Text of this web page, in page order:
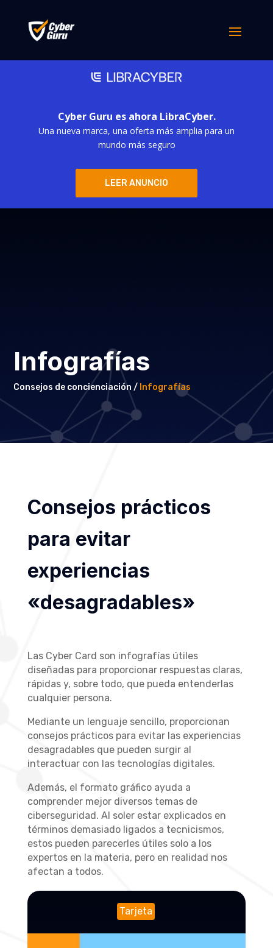
Cyber Guru es ahora LibraCyber.
Una nueva marca, una oferta más amplia para un
mundo más seguro
LEER ANUNCIO
Infografías
Consejos de concienciación / Infografías
Consejos prácticos
para evitar
experiencias
«desagradables»
Las Cyber Card son infografías útiles
diseñadas para proporcionar respuestas claras,
rápidas y, sobre todo, que pueda entenderlas
cualquier persona.
Mediante un lenguaje sencillo, proporcionan
consejos prácticos para evitar las experiencias
desagradables que pueden surgir al
interactuar con las tecnologías digitales.
Además, el formato gráfico ayuda a
comprender mejor diversos temas de
ciberseguridad. Al soler estar explicados en
términos demasiado ligados a tecnicismos,
estos pueden parecerles útiles solo a los
expertos en la materia, pero en realidad nos
afectan a todos.
Tarjeta